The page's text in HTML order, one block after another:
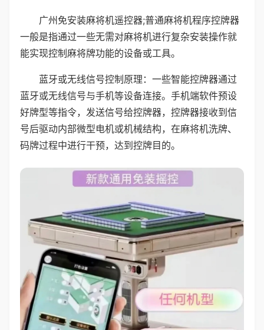
广州免安装麻将机遥控器;普通麻将机程序控牌器
一般是指通过一些无需对麻将机进行复杂安装操作就
能实现控制麻将牌功能的设备或工具。
蓝牙或无线信号控制原理：一些智能控牌器通过
蓝牙或无线信号与手机等设备连接。手机端软件预设
好牌型等指令，发送信号给控牌器，控牌器接收到信
号后驱动内部微型电机或机械结构，在麻将机洗牌、
码牌过程中进行干预，达到控牌目的。